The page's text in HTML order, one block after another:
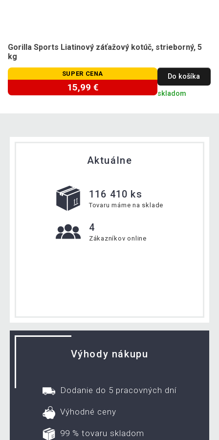
Gorilla Sports Liatinový záťažový kotúč, strieborný, 5
kg
SUPER CENA
15,99 €
Do košíka
skladom
Aktuálne
116 410 ks
Tovaru máme na sklade
4
Zákazníkov online
Výhody nákupu
Dodanie do 5 pracovných dní
Výhodné ceny
99 % tovaru skladom